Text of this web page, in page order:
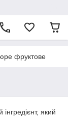
фруктове
який